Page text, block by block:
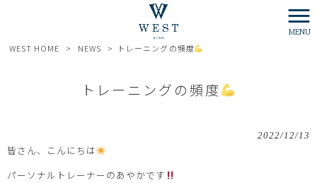
MENU
WEST HOME > NEWS > トレーニングの頻度
トレーニングの頻度
2022/12/13
皆さん、こんにちは
パーソナルトレーナーのあやかです